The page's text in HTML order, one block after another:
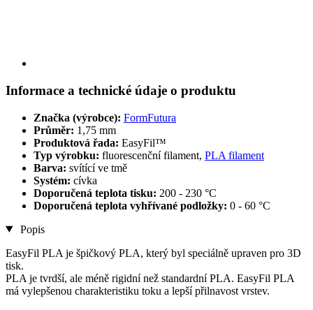
Informace a technické údaje o produktu
Značka (výrobce): FormFutura
Průměr: 1,75 mm
Produktová řada: EasyFil™
Typ výrobku: fluorescenční filament, PLA filament
Barva: svítící ve tmě
Systém: cívka
Doporučená teplota tisku: 200 - 230 °C
Doporučená teplota vyhřívané podložky: 0 - 60 °C
Popis
EasyFil PLA je špičkový PLA, který byl speciálně upraven pro 3D
tisk.
PLA je tvrdší, ale méně rigidní než standardní PLA. EasyFil PLA
má vylepšenou charakteristiku toku a lepší přilnavost vrstev.